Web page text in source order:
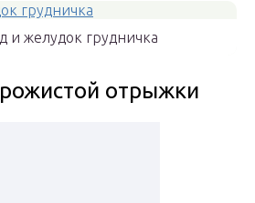
и желудок грудничка
отрыжки